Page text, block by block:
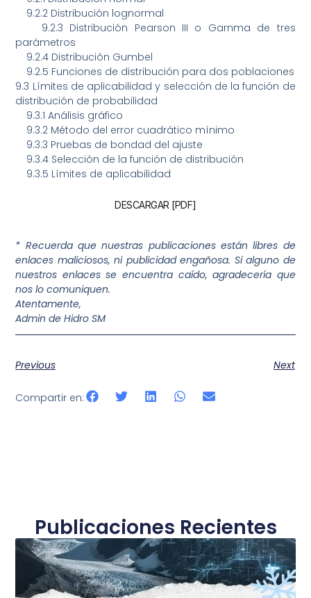
9.2.2 Distribución lognormal
9.2.3 Distribución Pearson III o Garnma de tres
parámetros
9.2.4 Distribución Gumbel
9.2.5 Funciones de distribución para dos poblaciones
9.3 Límites de aplicabilidad y selección de la función de
distribución de probabilidad
9.3.1Análisis gráfico
9.3.2 Método del error cuadrático mínimo
9.3.3 Pruebas de bondad del ajuste
9.3.4 Selección de la función de distribución
9.3.5 Límites de aplicabilidad
DESCARGAR [PDF]
* Recuerda que nuestras publicaciones están libres de
enlaces maliciosos, ni publicidad engañosa. Si alguno de
nuestros enlaces se encuentra caído, agradecería que
nos lo comuniquen.
Atentamente,
Admin de Hidro SM
Previous Next
Compartir en:
Publicaciones Recientes